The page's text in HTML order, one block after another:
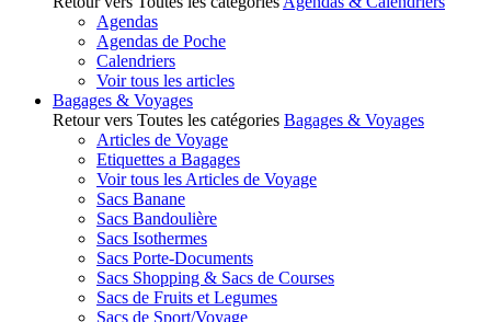
Agendas
Agendas de Poche
Calendriers
Voir tous les articles
Bagages & Voyages
Retour vers Toutes les catégories Bagages & Voyages
Articles de Voyage
Etiquettes a Bagages
Voir tous les Articles de Voyage
Sacs Banane
Sacs Bandoulière
Sacs Isothermes
Sacs Porte-Documents
Sacs Shopping & Sacs de Courses
Sacs de Fruits et Legumes
Sacs de Sport/Voyage